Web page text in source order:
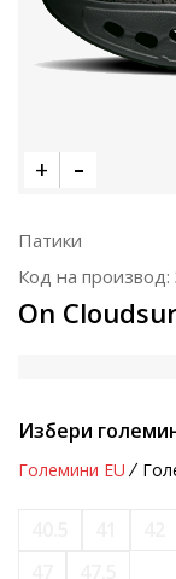
Патики
Код на производ:
On
Избери
Големини EU